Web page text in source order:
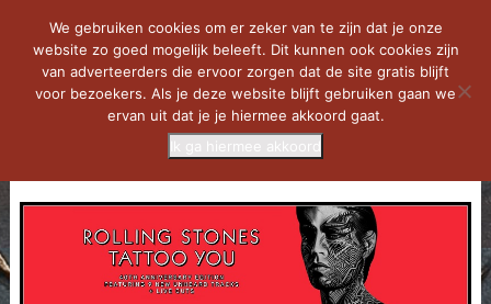
We gebruiken cookies om er zeker van te zijn dat je onze
website zo goed mogelijk beleeft. Dit kunnen ook cookies zijn
van adverteerders die ervoor zorgen dat de site gratis blijft
voor bezoekers. Als je deze website blijft gebruiken gaan we
ervan uit dat je je hiermee akkoord gaat.
Ik ga hiermee akkoord